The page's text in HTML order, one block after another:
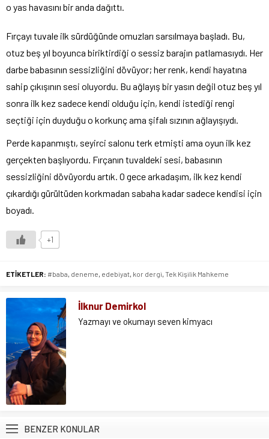
o yas havasını bir anda dağıttı.
Fırçayı tuvale ilk sürdüğünde omuzları sarsılmaya başladı. Bu,
otuz beş yıl boyunca biriktirdiği o sessiz barajın patlamasıydı. Her
darbe babasının sessizliğini dövüyor; her renk, kendi hayatına
sahip çıkışının sesi oluyordu. Bu ağlayış bir yasın değil otuz beş yıl
sonra ilk kez sadece kendi olduğu için, kendi istediği rengi
seçtiği için duyduğu o korkunç ama şifalı sızının ağlayışıydı.
Perde kapanmıştı, seyirci salonu terk etmişti ama oyun ilk kez
gerçekten başlıyordu. Fırçanın tuvaldeki sesi, babasının
sessizliğini dövüyordu artık. O gece arkadaşım, ilk kez kendi
çıkardığı gürültüden korkmadan sabaha kadar sadece kendisi için
boyadı.
+1
ETİKETLER: #baba deneme edebiyat kor dergi Tek Kişilik Mahkeme
İlknur Demirkol
Yazmayı ve okumayı seven kimyacı
BENZER KONULAR